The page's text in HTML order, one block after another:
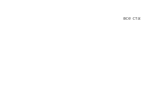
все